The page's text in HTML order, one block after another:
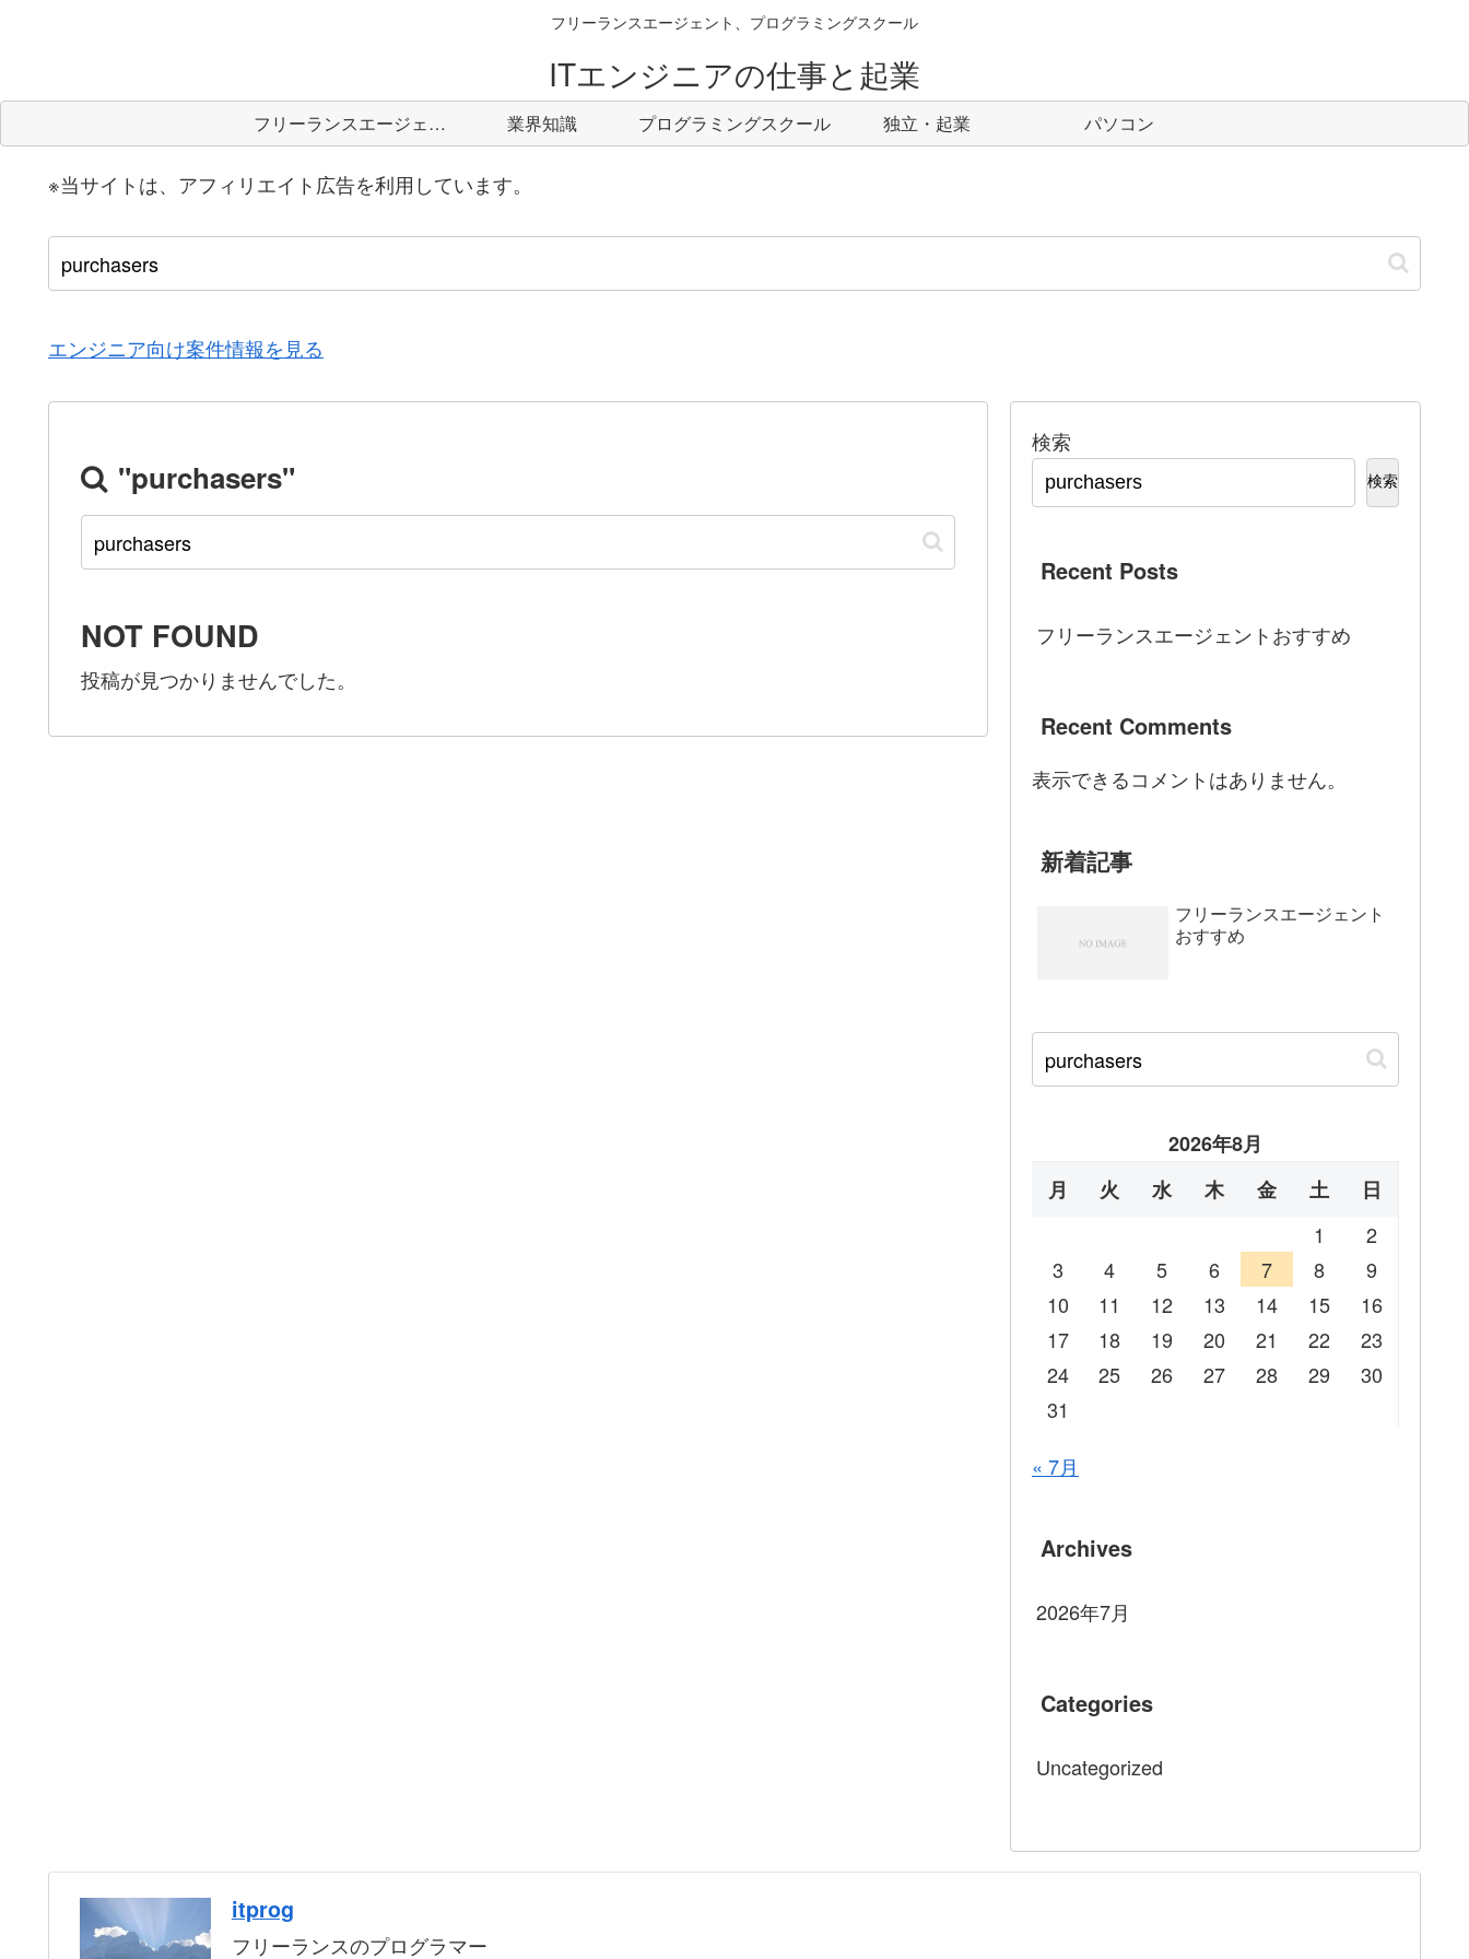
フリーランスエージェント、プログラミングスクール
ITエンジニアの仕事と起業
フリーランスエージェント 業界知識 プログラミングスクール 独立・起業 パソコン
※当サイトは、アフィリエイト広告を利用しています。
エンジニア向け案件情報を見る
"purchasers"
NOT FOUND
投稿が見つかりませんでした。
検索
検索
Recent Posts
フリーランスエージェントおすすめ
Recent Comments
表示できるコメントはありません。
新着記事
フリーランスエージェント
おすすめ
2026年8月
月
火 水 木 金 土
日
1
2
3
4 5 6 7 8
9
10
11 12 13 14 15
16
17
18 19 20 21 22
23
24
25 26 27 28 29
30
31
« 7月
Archives
2026年7月
Categories
Uncategorized
itprog
フリーランスのプログラマー